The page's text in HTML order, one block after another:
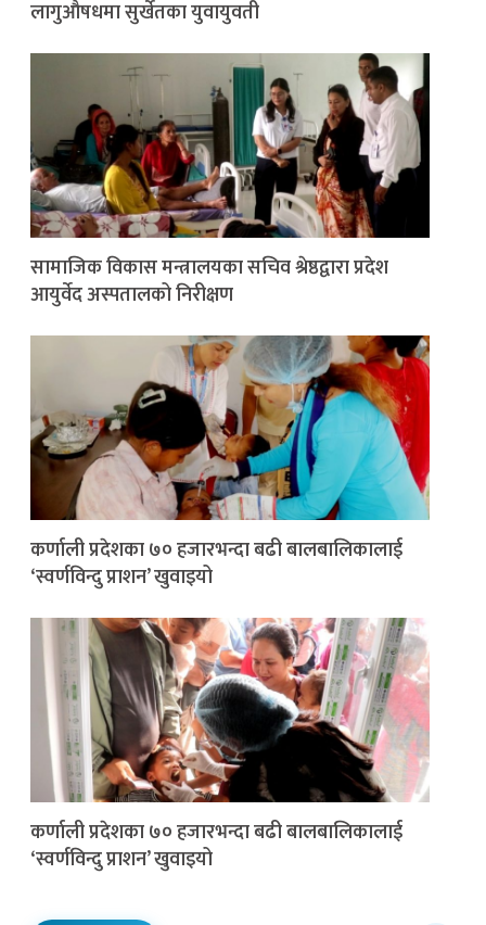
लागुऔषधमा सुर्खेतका युवायुवती
सामाजिक विकास मन्त्रालयका सचिव श्रेष्ठद्वारा प्रदेश
आयुर्वेद अस्पतालको निरीक्षण
कर्णाली प्रदेशका ७० हजारभन्दा बढी बालबालिकालाई
‘स्वर्णविन्दु प्राशन’ खुवाइयो
कर्णाली प्रदेशका ७० हजारभन्दा बढी बालबालिकालाई
‘स्वर्णविन्दु प्राशन’ खुवाइयो